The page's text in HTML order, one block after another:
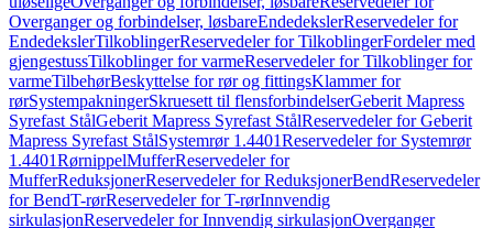
Overganger og forbindelser, løsbareEndedekslerReservedeler for
EndedekslerTilkoblingerReservedeler for TilkoblingerFordeler med
gjengestussTilkoblinger for varmeReservedeler for Tilkoblinger for
varmeTilbehørBeskyttelse for rør og fittingsKlammer for
rørSystempakningerSkruesett til flensforbindelserGeberit Mapress
Syrefast StålGeberit Mapress Syrefast StålReservedeler for Geberit
Mapress Syrefast StålSystemrør 1.4401Reservedeler for Systemrør
1.4401RørnippelMufferReservedeler for
MufferReduksjonerReservedeler for ReduksjonerBendReservedeler
for BendT-rørReservedeler for T-rørInnvendig
sirkulasjonReservedeler for Innvendig sirkulasjonOverganger